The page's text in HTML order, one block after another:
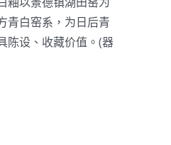
青白窑系，为日后青
陈设、收藏价值。(器